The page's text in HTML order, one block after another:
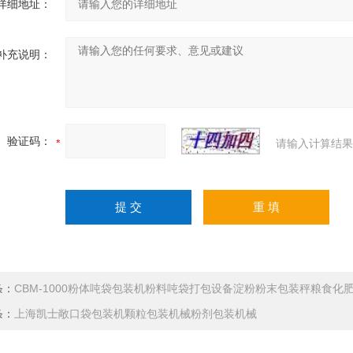
细地址：
充说明：
验证码： 请输入计算结
CBM-1000粉体吨袋包装机粉料吨袋打包设备淀粉粉末包装秤粮食化
上海凯士敞口袋包装机颗粒包装机械粉剂包装机械